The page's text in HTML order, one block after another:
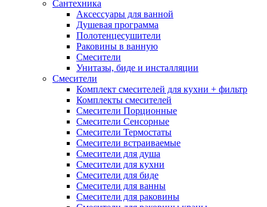
Сантехника
Аксессуары для ванной
Душевая программа
Полотенцесушители
Раковины в ванную
Смесители
Унитазы, биде и инсталляции
Смесители
Комплект смесителей для кухни + фильтр
Комплекты смесителей
Смесители Порционные
Смесители Сенсорные
Смесители Термостаты
Смесители встраиваемые
Смесители для душа
Смесители для кухни
Смесители для биде
Смесители для ванны
Смесители для раковины